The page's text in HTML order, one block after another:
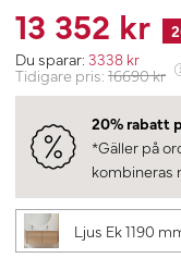
13 352 kr
Du sparar: 3338 kr
Tidigare pris: 16690kr
20% rabatt
*Gäller på
kombineras
Ljus Ek 1190